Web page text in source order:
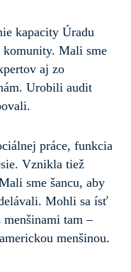
kapacity Úradu
komunity. Mali sme
aj zo
Urobili audit
práce, funkcia
Vznikla tiež
sme šancu, aby
Mohli sa ísť
tam –
menšinou.